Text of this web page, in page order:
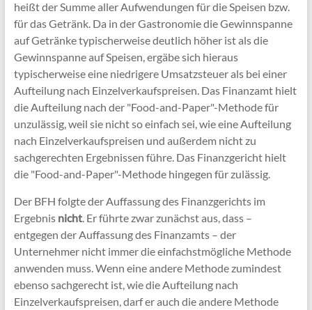
heißt der Summe aller Aufwendungen für die Speisen bzw.
für das Getränk. Da in der Gastronomie die Gewinnspanne
auf Getränke typischerweise deutlich höher ist als die
Gewinnspanne auf Speisen, ergäbe sich hieraus
typischerweise eine niedrigere Umsatzsteuer als bei einer
Aufteilung nach Einzelverkaufspreisen. Das Finanzamt hielt
die Aufteilung nach der "Food-and-Paper"-Methode für
unzulässig, weil sie nicht so einfach sei, wie eine Aufteilung
nach Einzelverkaufspreisen und außerdem nicht zu
sachgerechten Ergebnissen führe. Das Finanzgericht hielt
die "Food-and-Paper"-Methode hingegen für zulässig.
Der BFH folgte der Auffassung des Finanzgerichts im
Ergebnis nicht. Er führte zwar zunächst aus, dass –
entgegen der Auffassung des Finanzamts – der
Unternehmer nicht immer die einfachstmögliche Methode
anwenden muss. Wenn eine andere Methode zumindest
ebenso sachgerecht ist, wie die Aufteilung nach
Einzelverkaufspreisen, darf er auch die andere Methode